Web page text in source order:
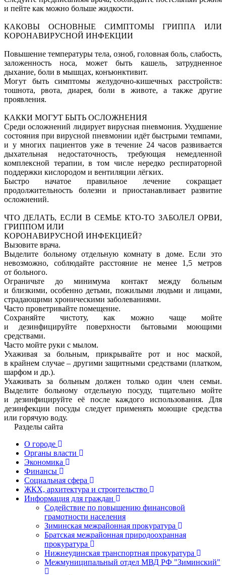
и пейте как можно больше жидкости.
КАКОВЫ ОСНОВНЫЕ СИМПТОМЫ ГРИППА ИЛИ
КОРОНАВИРУСНОЙ ИНФЕКЦИИ
Повышение температуры тела, озноб, головная боль, слабость,
заложенность носа, может быть кашель, затрудненное
дыхание, боли в мышцах, конъюнктивит.
Могут быть симптомы желудочно-кишечных расстройств:
тошнота, рвота, диарея, боли в животе, а также другие
проявления.
КАККИ МОГУТ БЫТЬ ОСЛОЖНЕНИЯ
Среди осложнений лидирует вирусная пневмония. Ухудшение
состояния при вирусной пневмонии идёт быстрыми темпами,
и у многих пациентов уже в течение 24 часов развивается
дыхательная недостаточность, требующая немедленной
комплексной терапии, в том числе нередко респираторной
поддержки кислородом и вентиляции лёгких.
Быстро начатое правильное лечение сокращает
продолжительность болезни и приостанавливает развитие
осложнений.
ЧТО ДЕЛАТЬ, ЕСЛИ В СЕМЬЕ КТО-ТО ЗАБОЛЕЛ ОРВИ,
ГРИППОМ ИЛИ
КОРОНАВИРУСНОЙ ИНФЕКЦИЕЙ?
Вызовите врача.
Выделите больному отдельную комнату в доме. Если это
невозможно, соблюдайте расстояние не менее 1,5 метров
от больного.
Ограничьте до минимума контакт между больным
и близкими, особенно детьми, пожилыми людьми и лицами,
страдающими хроническими заболеваниями.
Часто проветривайте помещение.
Сохраняйте чистоту, как можно чаще мойте
и дезинфицируйте поверхности бытовыми моющими
средствами.
Часто мойте руки с мылом.
Ухаживая за больным, прикрывайте рот и нос маской,
в крайнем случае – другими защитными средствами (платком,
шарфом и др.).
Ухаживать за больным должен только один член семьи.
Выделите больному отдельную посуду, тщательно мойте
и дезинфицируйте её после каждого использования. Для
дезинфекции посуды следует применять моющие средства
или горячую воду.
Разделы сайта
О городе
Органы власти
Экономика
Финансы
Социальная сфера
ЖКХ, архитектура и строительство
Информация для граждан
Содействие по повышению финансовой
грамотности населения
Зиминская межрайонная прокуратура
Братская межрайонная природоохранная
прокуратура
Нижнеудинская транспортная прокуратура
Межмуниципальный отдел МВД РФ "Зиминский"